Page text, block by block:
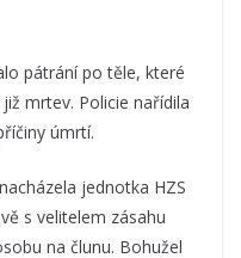
pátrání po těle, které
mrtev. Policie nařídila
úmrtí.
jednotka HZS
s velitelem zásahu
na člunu. Bohužel